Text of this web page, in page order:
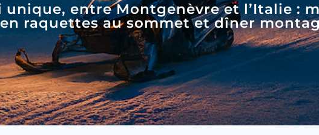
unique, entre Montgenèvre et l’Italie :
raquettes au sommet et dîner